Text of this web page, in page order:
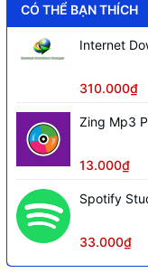
CÓ THỂ BẠN THÍCH
Internet
310.000₫
Zing Mp3
13.000₫
Spotify
33.000₫